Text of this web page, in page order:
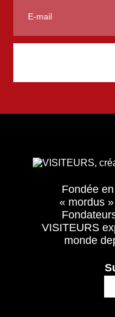
Fondée
« mordus
VISITEURS
monde